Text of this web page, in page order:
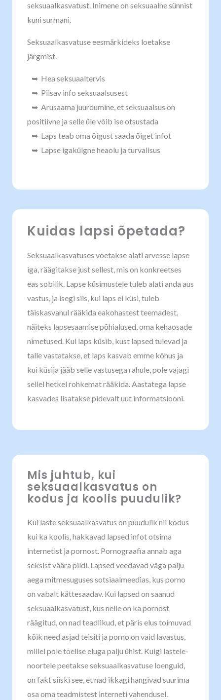
seksuaalkasvatust. Inimene on seksuaalne sünnist
kuni surmani.
Seksuaalkasvatuse eesmärkideks loetakse
järgmist.
➥ Hea seksuaaltervis
➥ Piisav info seksuaalsusest
➥ Arusaama juurdumine, et seksuaalsus on
positiivne ja selle üle võib ise otsustada
➥ Laps teab oma õigust saada õiget infot
➥ Lapse igakülgne heaolu ja turvalisus
Kuidas lapsi õpetada?
Seksuaalkasvatuses võetakse alati arvesse lapse
iga, räägitakse just sellest, mis on konkreetses
eas sobilik. Lapse küsimustele tuleb alati anda aus
vastus, ja isegi siis, kui laps ei küsi, tuleb
täiskasvanul rääkida eakohastest teemadest,
näiteks lapsesaamise põhialused, oma kehaosade
nimetused. Kui laps küsib, kust lapsed tulevad ja
talle vastatakse, et laps kasvab emme kõhus ja
kui küsija jääb selle vastusega rahule, pole vajagi
sellel hetkel rohkemat rääkida. Aastatega lapse
kasvades lisatakse pidevalt uut informatsiooni.
Mis juhtub, kui
seksuaalkasvatus on
kodus ja koolis puudulik?
Kui laste seksuaalkasvatus on puudulik nii kodus
kui ka koolis, hakkavad lapsed infot otsima
internetist ja pornost. Pornograafia annab aga
seksist väära pildi. Lapsed veedavad väga palju
aega mitmesuguses sotsiaalmeedias, kus porno
on vabalt kättesaadav. Kui lapsed on saanud
seksuaalkasvatust, kus neile on ka pornost
räägitud, on nad teadlikud, et päris elus toimuvad
kõik need asjad teisiti ja porno on vaid lavastus,
millel pole tõelise eluga palju ühist. Kuigi lastele-
noortele peetakse seksuaalkasvatuse loenguid,
on fakt siiski see, et nad ikkagi hangivad suurima
osa oma teadmistest interneti vahendusel.